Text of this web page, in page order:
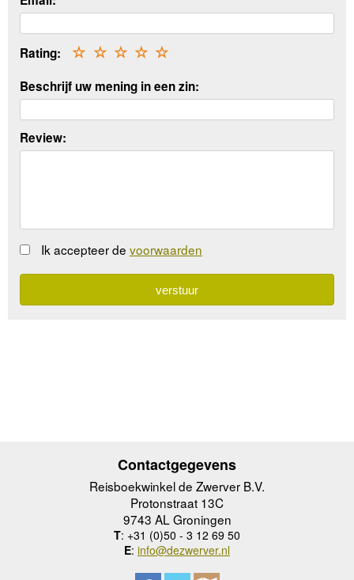
Rating: ☆
☆
☆
☆
☆
Beschrijf uw mening in een zin:
Review:
Ik accepteer de voorwaarden
Contactgegevens
Reisboekwinkel de Zwerver B.V.
Protonstraat 13C
9743 AL Groningen
T: +31 (0)50 - 3 12 69 50
E: info@dezwerver.nl